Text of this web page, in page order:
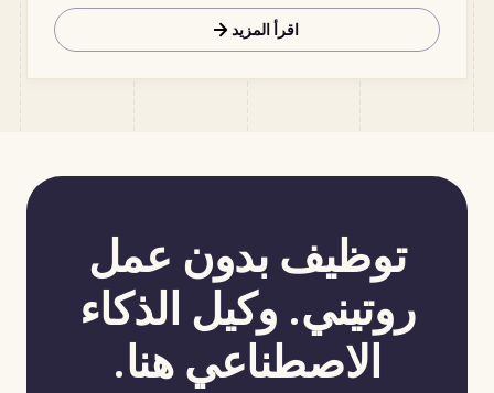
اقرأ المزيد
توظيف بدون عمل
روتيني. وكيل الذكاء
الاصطناعي هنا.